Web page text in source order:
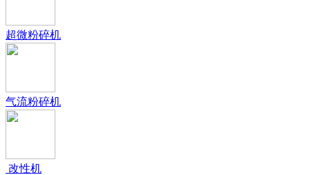
超微粉碎机
气流粉碎机
改性机